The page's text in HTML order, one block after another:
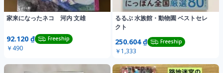
家来になったネコ 河内 文雄
92.120 ₫ Freeship
￥490
るるぶ 水族館・動物園 ベストセレ
クト
250.604 ₫ Freeship
￥1,333